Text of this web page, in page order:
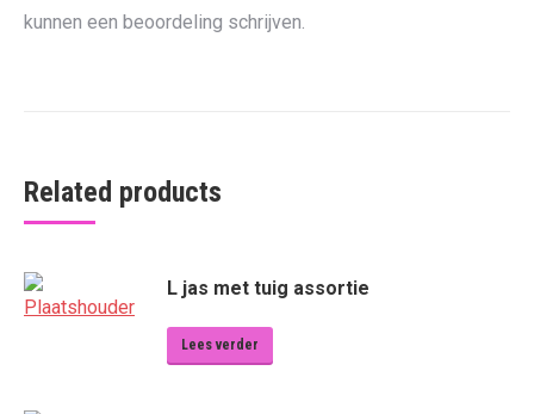
kunnen een beoordeling schrijven.
Related products
L jas met tuig assortie
Lees verder